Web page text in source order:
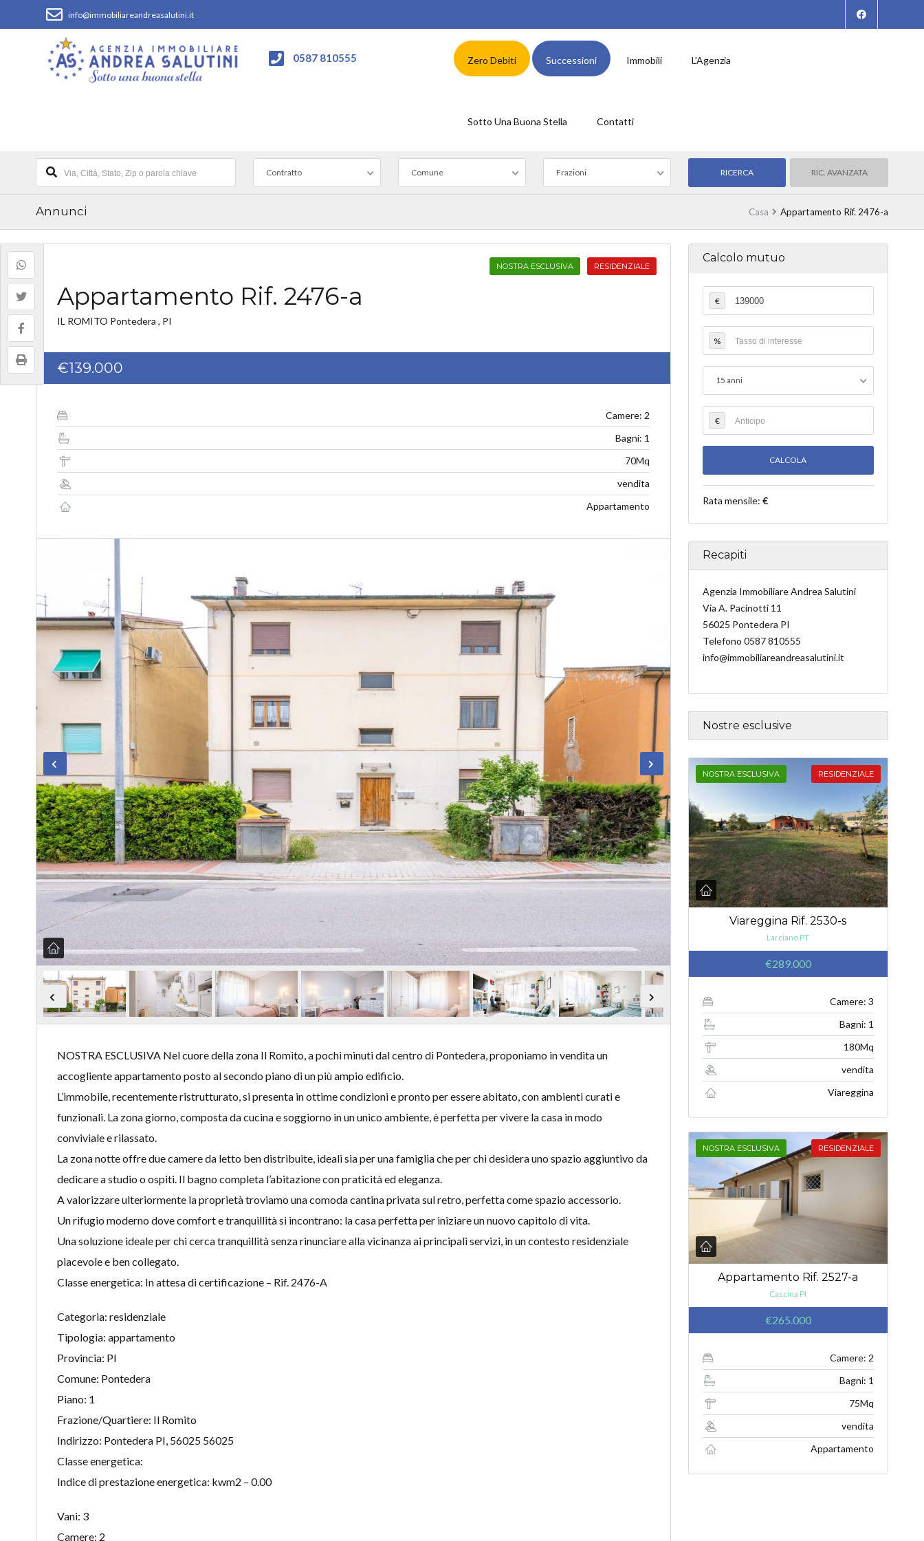
info@immobiliareandreasalutini.it
0587 810555 Zero Debiti Successioni Immobili L’Agenzia
Sotto Una Buona Stella Contatti
Contratto Comune Frazioni RIC. AVANZATA
Annunci Casa Appartamento Rif. 2476-a
NOSTRA ESCLUSIVA RESIDENZIALE
Appartamento Rif. 2476-a
IL ROMITO Pontedera , PI
€139.000
Camere: 2
Bagni: 1
70Mq
vendita
Appartamento
NOSTRA ESCLUSIVA Nel cuore della zona Il Romito, a pochi minuti dal centro di Pontedera, proponiamo in vendita un
accogliente appartamento posto al secondo piano di un più ampio edificio.
L’immobile, recentemente ristrutturato, si presenta in ottime condizioni e pronto per essere abitato, con ambienti curati e
funzionali. La zona giorno, composta da cucina e soggiorno in un unico ambiente, è perfetta per vivere la casa in modo
conviviale e rilassato.
La zona notte offre due camere da letto ben distribuite, ideali sia per una famiglia che per chi desidera uno spazio aggiuntivo da
dedicare a studio o ospiti. Il bagno completa l’abitazione con praticità ed eleganza.
A valorizzare ulteriormente la proprietà troviamo una comoda cantina privata sul retro, perfetta come spazio accessorio.
Un rifugio moderno dove comfort e tranquillità si incontrano: la casa perfetta per iniziare un nuovo capitolo di vita.
Una soluzione ideale per chi cerca tranquillità senza rinunciare alla vicinanza ai principali servizi, in un contesto residenziale
piacevole e ben collegato.
Classe energetica: In attesa di certificazione – Rif. 2476-A
Categoria: residenziale
Tipologia: appartamento
Provincia: PI
Comune: Pontedera
Piano: 1
Frazione/Quartiere: Il Romito
Indirizzo: Pontedera PI, 56025 56025
Classe energetica:
Indice di prestazione energetica: kwm2 – 0.00
Vani: 3
Camere: 2
Calcolo mutuo
€
%
15 anni
€
Rata mensile: €
Recapiti
Agenzia Immobiliare Andrea Salutini
Via A. Pacinotti 11
56025 Pontedera PI
Telefono 0587 810555
info@immobiliareandreasalutini.it
Nostre esclusive
NOSTRA ESCLUSIVA RESIDENZIALE
Viareggina Rif. 2530-s
Larciano PT
€289.000
Camere: 3
Bagni: 1
180Mq
vendita
Viareggina
NOSTRA ESCLUSIVA RESIDENZIALE
Appartamento Rif. 2527-a
Cascina PI
€265.000
Camere: 2
Bagni: 1
75Mq
vendita
Appartamento